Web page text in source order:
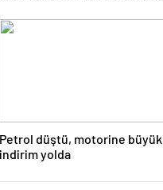
Petrol düştü, motorine büyük
indirim yolda